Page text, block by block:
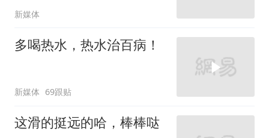
新媒体
多喝热水，热水治百病！
新媒体 69跟贴
这滑的挺远的哈，棒棒哒